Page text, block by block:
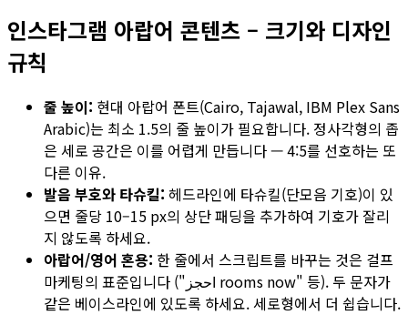
인스타그램 아랍어 콘텐츠 – 크기와 디자인
규칙
줄 높이: 현대 아랍어 폰트(Cairo, Tajawal, IBM Plex Sans
Arabic)는 최소 1.5의 줄 높이가 필요합니다. 정사각형의 좁
은 세로 공간은 이를 어렵게 만듭니다 — 4:5를 선호하는 또
다른 이유.
발음 부호와 타슈킬: 헤드라인에 타슈킬(단모음 기호)이 있
으면 줄당 10–15 px의 상단 패딩을 추가하여 기호가 잘리
지 않도록 하세요.
아랍어/영어 혼용: 한 줄에서 스크립트를 바꾸는 것은 걸프
마케팅의 표준입니다 ("احجز rooms now" 등). 두 문자가
같은 베이스라인에 있도록 하세요. 세로형에서 더 쉽습니다.